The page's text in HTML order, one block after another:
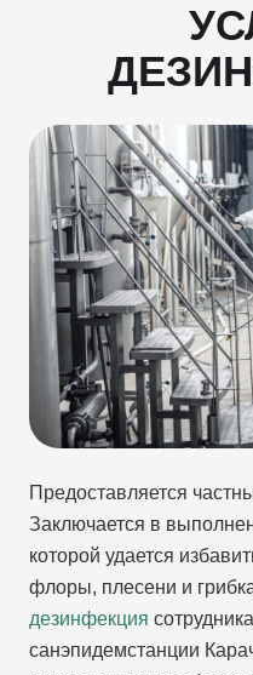
Предоставляется
Заключается в
которой удается
флоры, плесени и
дезинфекция
санэпидемстанции